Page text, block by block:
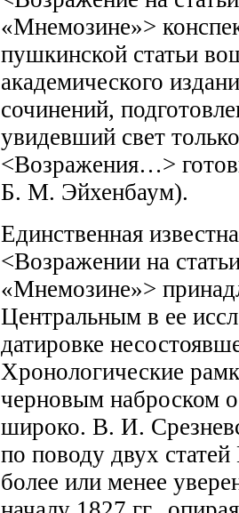
«Мнемозине»>
пушкинской статьи
академического
сочинений,
увидевший свет
<Возражения…>
Б. М. Эйхенбаум).
Единственная
<Возражении на
«Мнемозине»>
Центральным в ее
датировке
Хронологические
черновым наброском
широко. В. И.
по поводу двух
более или менее